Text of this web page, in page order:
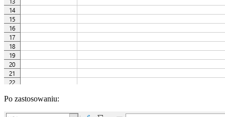
Po zastosowaniu: